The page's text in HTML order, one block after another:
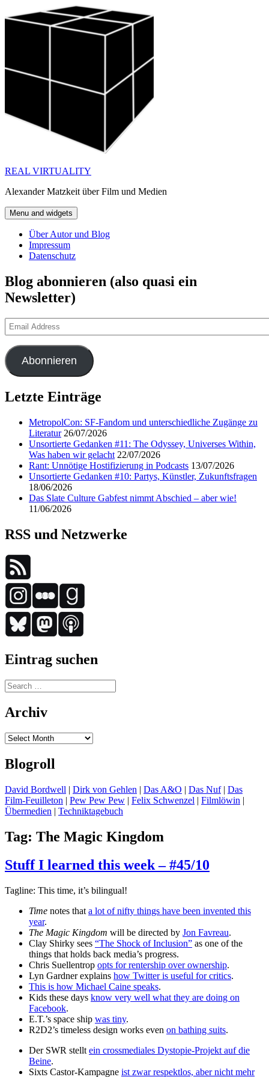
to
REAL VIRTUALITY
Alexander Matzkeit über Film und Medien
Menu and widgets
Über Autor und Blog
Impressum
Datenschutz
Blog abonnieren (also quasi ein
Newsletter)
Email
Address
Abonnieren
Letzte Einträge
MetropolCon: SF-Fandom und unterschiedliche Zugänge zu
Literatur 26/07/2026
Unsortierte Gedanken #11: The Odyssey, Universes Within,
Was haben wir gelacht 22/07/2026
Rant: Unnötige Hostifizierung in Podcasts 13/07/2026
Unsortierte Gedanken #10: Partys, Künstler, Zukunftsfragen
18/06/2026
Das Slate Culture Gabfest nimmt Abschied – aber wie!
11/06/2026
RSS und Netzwerke
Eintrag suchen
Search
for:
Archiv
Archiv
Blogroll
David Bordwell | Dirk von Gehlen | Das A&O | Das Nuf| Das
Film-Feuilleton | Pew Pew Pew | Felix Schwenzel | Filmlöwin |
Übermedien | Techniktagebuch
Tag: The Magic Kingdom
Stuff I learned this week – #45/10
Tagline: This time, it’s bilingual!
Time notes that a lot of nifty things have been invented this
year.
The Magic Kingdom will be directed by Jon Favreau.
Clay Shirky sees “The Shock of Inclusion” as one of the
things that holds back media’s progress.
Chris Suellentrop opts for rentership over ownership.
Lyn Gardner explains how Twitter is useful for critics.
This is how Michael Caine speaks.
Kids these days know very well what they are doing on
Facebook.
E.T.’s space ship was tiny.
R2D2’s timeless design works even on bathing suits.
Der SWR stellt ein crossmediales Dystopie-Projekt auf die
Beine.
Sixts Castor-Kampagne ist zwar respektlos, aber nicht mehr